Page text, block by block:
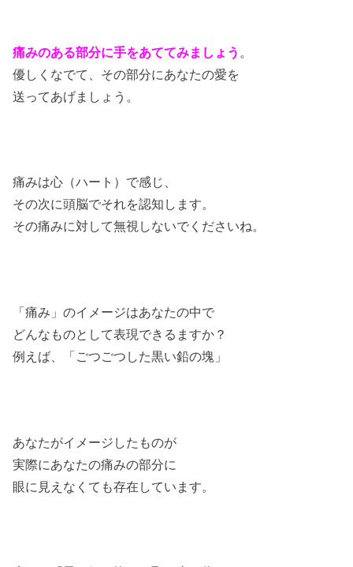
痛みのある部分に手をあててみましょう
優しくなでて、その部分にあなたの愛を
送ってあげましょう。
痛みは心（ハート）で感じ、
その次に頭脳でそれを認知します。
その痛みに対して無視しないでくださいね。
「痛み」のイメージはあなたの中で
どんなものとして表現できるますか？
例えば、「ごつごつした黒い鉛の塊」
あなたがイメージしたものが
実際にあなたの痛みの部分に
眼に見えなくても存在しています。